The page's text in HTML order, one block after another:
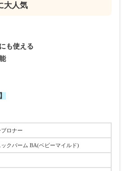
大人気
も使える
ブロナー
ックバーム BA(ベビーマイルド)